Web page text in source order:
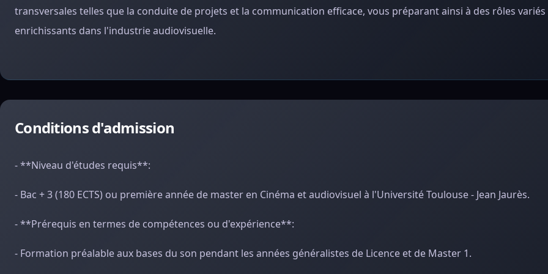
transversales telles que la conduite de projets et la communication efficace, vous préparant ainsi à des rôles variés
enrichissants dans l'industrie audiovisuelle.
Conditions d'admission
- **Niveau d'études requis**:
- Bac + 3 (180 ECTS) ou première année de master en Cinéma et audiovisuel à l'Université Toulouse - Jean Jaurès.
- **Prérequis en termes de compétences ou d'expérience**:
- Formation préalable aux bases du son pendant les années généralistes de Licence et de Master 1.